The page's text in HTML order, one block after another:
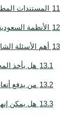
11 المستندات
12 الأنظمة
13 أهم الأسئلة
13.1 هل يأخذ
13.2 من يدفع
13.3 هل يمكن